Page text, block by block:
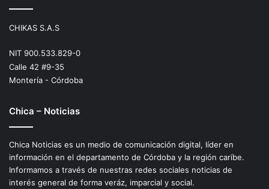
CHIKAS S.A.S
NIT 900.533.829-0
Calle 42 #9-35
Montería - Córdoba
Chica – Noticias
Chica Noticias es un medio de comunicación digital, líder en
información en el departamento de Córdoba y la región caríbe.
Informamos a través de nuestras redes sociales noticias de
interés general de forma veráz, imparcial y social.